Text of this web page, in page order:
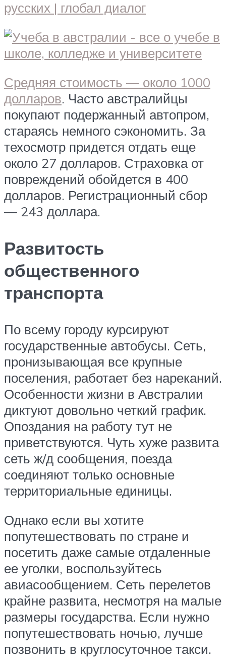
Средняя стоимость ― около 1000
долларов. Часто австралийцы
покупают подержанный автопром,
стараясь немного сэкономить. За
техосмотр придется отдать еще
около 27 долларов. Страховка от
повреждений обойдется в 400
долларов. Регистрационный сбор
― 243 доллара.
Развитость
общественного
транспорта
По всему городу курсируют
государственные автобусы. Сеть,
пронизывающая все крупные
поселения, работает без нареканий.
Особенности жизни в Австралии
диктуют довольно четкий график.
Опоздания на работу тут не
приветствуются. Чуть хуже развита
сеть ж/д сообщения, поезда
соединяют только основные
территориальные единицы.
Однако если вы хотите
попутешествовать по стране и
посетить даже самые отдаленные
ее уголки, воспользуйтесь
авиасообщением. Сеть перелетов
крайне развита, несмотря на малые
размеры государства. Если нужно
попутешествовать ночью, лучше
позвонить в круглосуточное такси.